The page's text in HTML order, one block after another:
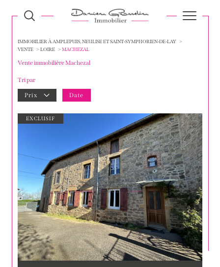
IMMOBILIER À AMPLEPUIS, NEULISE ET SAINT-SYMPHORIEN-DE-LAY
VENTE
LOIRE MACHEZAL
Vente immobilière Machezal
Tri par
Prix Date
EXCLUSIF